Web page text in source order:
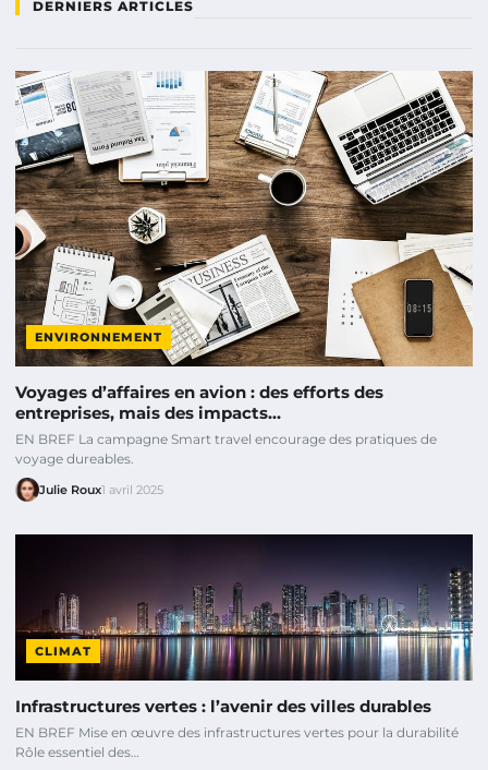
DERNIERS ARTICLES
ENVIRONNEMENT
Voyages d’affaires en avion : des efforts des
entreprises, mais des impacts…
EN BREF La campagne Smart travel encourage des pratiques de
voyage dureables.
Julie Roux1 avril 2025
CLIMAT
Infrastructures vertes : l’avenir des villes durables
EN BREF Mise en œuvre des infrastructures vertes pour la durabilité
Rôle essentiel des…